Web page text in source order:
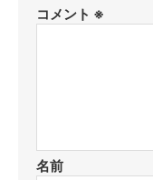
コメント ※
名前